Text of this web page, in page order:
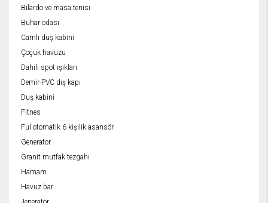
Bilardo ve masa tenisi
Buhar odası
Camlı duş kabini
Çoçuk havuzu
Dahili spot ışıkları
Demir-PVC dış kapı
Duş kabini
Fitnes
Ful otomatik 6 kişilik asansör
Generator
Granit mutfak tezgahı
Hamam
Havuz bar